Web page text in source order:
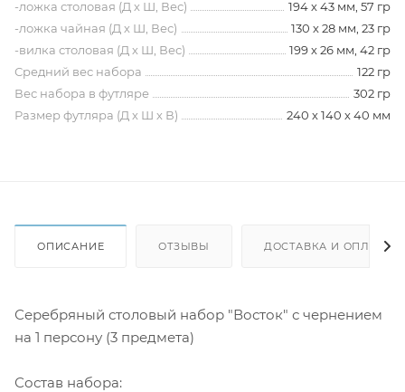
-ложка столовая (Д х Ш, Вес)
194 х 43 мм, 57 гр
-ложка чайная (Д х Ш, Вес)
130 х 28 мм, 23 гр
-вилка столовая (Д х Ш, Вес)
199 х 26 мм, 42 гр
Средний вес набора
122 гр
Вес набора в футляре
302 гр
Размер футляра (Д х Ш х В)
240 х 140 х 40 мм
ОПИСАНИЕ ОТЗЫВЫ ДОСТАВКА И ОПЛАТА
Серебряный столовый набор "Восток" с чернением
на 1 персону (3 предмета)
Состав набора: